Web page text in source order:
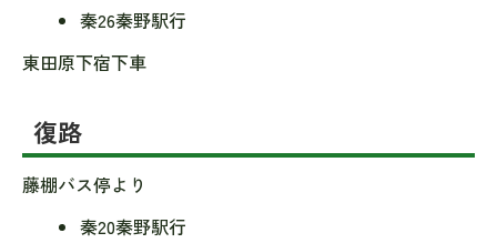
秦26秦野駅行
東田原下宿下車
復路
藤棚バス停より
秦20秦野駅行